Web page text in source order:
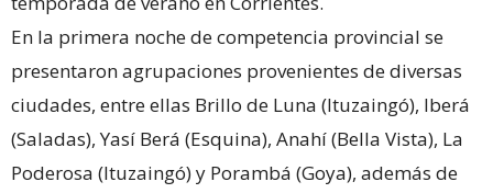
En la primera noche de competencia provincial se
presentaron agrupaciones provenientes de diversas
ciudades, entre ellas Brillo de Luna (Ituzaingó), Iberá
(Saladas), Yasí Berá (Esquina), Anahí (Bella Vista), La
Poderosa (Ituzaingó) y Porambá (Goya), además de